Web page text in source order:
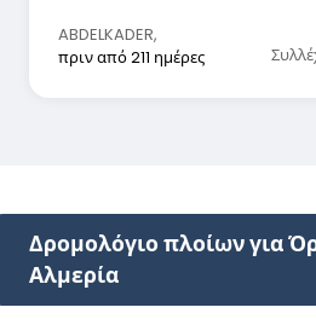
ABDELKADER,
πριν από 211 ημέρες
Δρομολόγιο πλοίων για
Αλμερία